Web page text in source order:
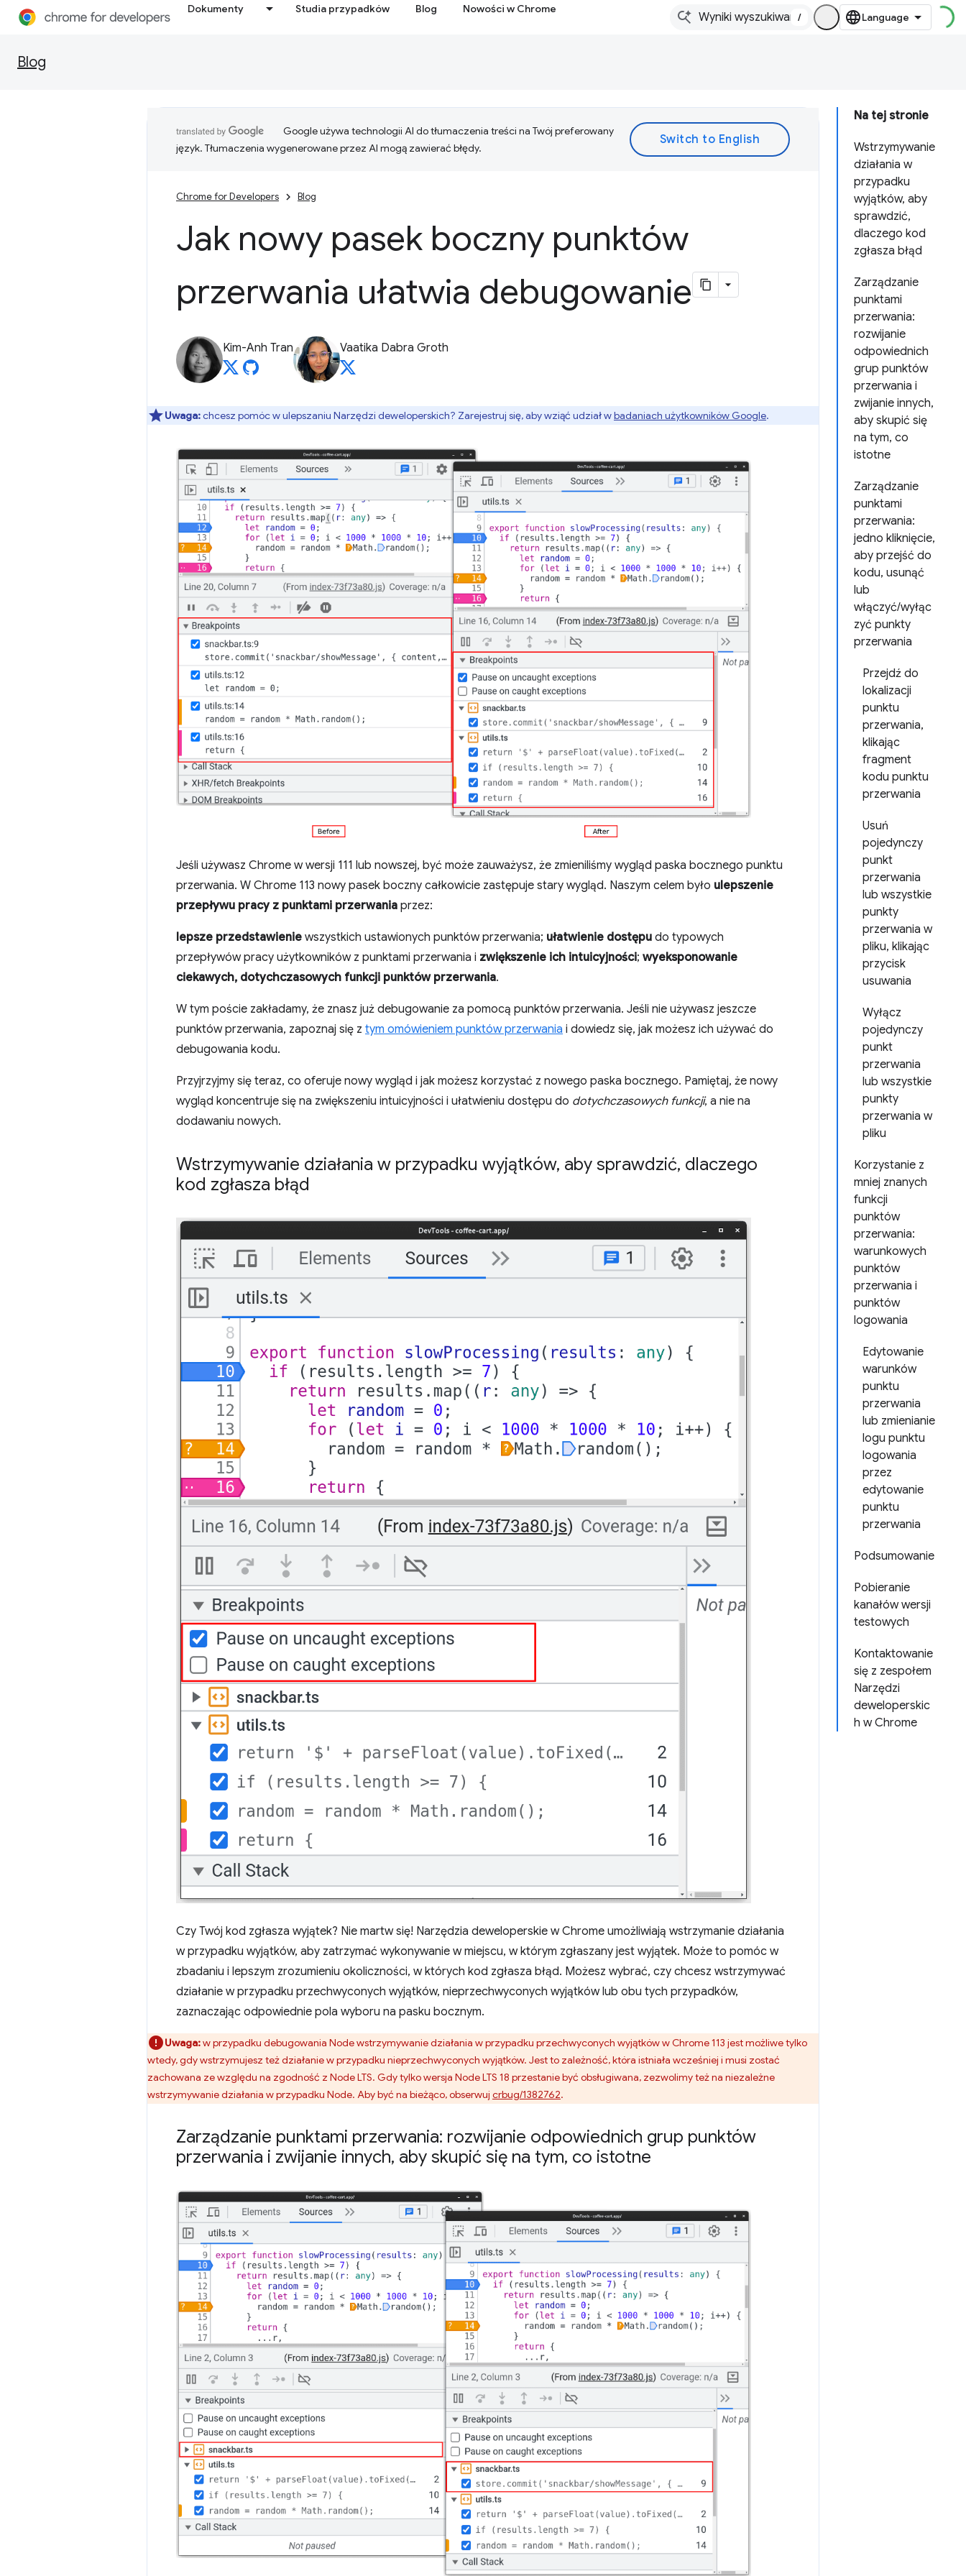
Dokumenty Studia przypadków Blog Nowości w Chrome
/
Blog
Na tej stronie
Wstrzymywanie
działania w
przypadku
wyjątków, aby
sprawdzić,
dlaczego kod
zgłasza błąd
Zarządzanie
punktami
przerwania:
rozwijanie
odpowiednich
grup punktów
przerwania i
zwijanie innych,
aby skupić się
na tym, co
istotne
Zarządzanie
punktami
przerwania:
jedno kliknięcie,
aby przejść do
kodu, usunąć
lub
włączyć/wyłąc
zyć punkty
przerwania
Przejdź do
lokalizacji
punktu
przerwania,
klikając
fragment
kodu punktu
przerwania
Usuń
pojedynczy
punkt
przerwania
lub wszystkie
punkty
przerwania w
pliku, klikając
przycisk
usuwania
Wyłącz
pojedynczy
punkt
przerwania
lub wszystkie
punkty
przerwania w
pliku
Korzystanie z
mniej znanych
funkcji
punktów
przerwania:
warunkowych
punktów
przerwania i
punktów
logowania
Edytowanie
warunków
punktu
przerwania
lub zmienianie
logu punktu
logowania
przez
edytowanie
punktu
przerwania
Podsumowanie
Pobieranie
kanałów wersji
testowych
Kontaktowanie
się z zespołem
Narzędzi
deweloperskic
h w Chrome
Google używa technologii AI do tłumaczenia treści na Twój preferowany
język. Tłumaczenia wygenerowane przez AI mogą zawierać błędy.
Chrome for Developers Blog
Jak nowy pasek boczny punktów
przerwania ułatwia debugowanie
Kim-Anh Tran Vaatika Dabra Groth
Uwaga:chcesz pomóc w ulepszaniu Narzędzi deweloperskich? Zarejestruj się, aby wziąć udział wbadaniach użytkowników Google.
Jeśli używasz Chrome w wersji 111 lub nowszej, być może zauważysz, że zmieniliśmy wygląd paska bocznego punktu
przerwania. W Chrome 113 nowy pasek boczny całkowicie zastępuje stary wygląd. Naszym celem było ulepszenie
przepływu pracy z punktami przerwania przez:
lepsze przedstawienie wszystkich ustawionych punktów przerwania; ułatwienie dostępu do typowych
przepływów pracy użytkowników z punktami przerwania i zwiększenie ich intuicyjności; wyeksponowanie
ciekawych, dotychczasowych funkcji punktów przerwania.
W tym poście zakładamy, że znasz już debugowanie za pomocą punktów przerwania. Jeśli nie używasz jeszcze
punktów przerwania, zapoznaj się z tym omówieniem punktów przerwania i dowiedz się, jak możesz ich używać do
debugowania kodu.
Przyjrzyjmy się teraz, co oferuje nowy wygląd i jak możesz korzystać z nowego paska bocznego. Pamiętaj, że nowy
wygląd koncentruje się na zwiększeniu intuicyjności i ułatwieniu dostępu do dotychczasowych funkcji, a nie na
dodawaniu nowych.
Wstrzymywanie działania w przypadku wyjątków, aby sprawdzić, dlaczego
kod zgłasza błąd
Czy Twój kod zgłasza wyjątek? Nie martw się! Narzędzia deweloperskie w Chrome umożliwiają wstrzymanie działania
w przypadku wyjątków, aby zatrzymać wykonywanie w miejscu, w którym zgłaszany jest wyjątek. Może to pomóc w
zbadaniu i lepszym zrozumieniu okoliczności, w których kod zgłasza błąd. Możesz wybrać, czy chcesz wstrzymywać
działanie w przypadku przechwyconych wyjątków, nieprzechwyconych wyjątków lub obu tych przypadków,
zaznaczając odpowiednie pola wyboru na pasku bocznym.
Uwaga:w przypadku debugowania Node wstrzymywanie działania w przypadku przechwyconych wyjątków w Chrome 113 jest możliwe tylko
wtedy, gdy wstrzymujesz też działanie w przypadku nieprzechwyconych wyjątków. Jest to zależność, która istniała wcześniej i musi zostać
zachowana ze względu na zgodność z Node LTS. Gdy tylko wersja Node LTS 18 przestanie być obsługiwana, zezwolimy też na niezależne
wstrzymywanie działania w przypadku Node. Aby być na bieżąco, obserwuj crbug/1382762.
Zarządzanie punktami przerwania: rozwijanie odpowiednich grup punktów
przerwania i zwijanie innych, aby skupić się na tym, co istotne